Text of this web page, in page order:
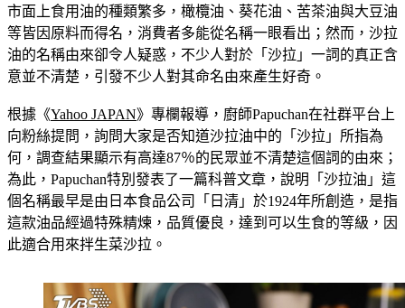
市面上食用油的種類繁多，橄欖油、葵花油、苦茶油與大豆油
等皆因原料而得名，消費者多能從名稱一眼看出；然而，沙拉
油的名稱由來卻令人疑惑，不少人對於「沙拉」一詞的真正含
意並不清楚，引發不少人對其命名由來產生好奇。
根據《Yahoo JAPAN》專欄報導，廚師Papuchan在社群平台上
向粉絲提問，詢問大家是否知道沙拉油中的「沙拉」所指為
何，調查結果顯示有高達87％的民眾並不清楚這個詞的由來；
為此，Papuchan特別發表了一篇科普文章，說明「沙拉油」這
個名稱最早是由日本食品公司「日清」於1924年所創造，是指
這款油品經過特殊精煉，品質優良，達到可以生食的等級，因
此適合用來拌生菜沙拉。